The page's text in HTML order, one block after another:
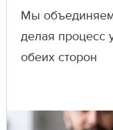
Мы объединяем
делая процесс
обеих сторон